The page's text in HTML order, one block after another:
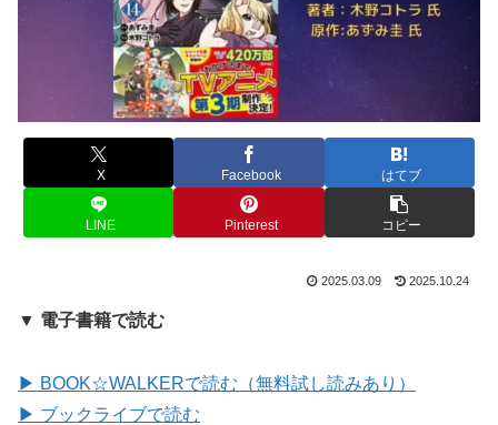
X Facebook はてブ
LINE Pinterest コピー
2025.03.09 2025.10.24
▼ 電子書籍で読む
▶ BOOK☆WALKERで読む（無料試し読みあり）
▶ ブックライブで読む